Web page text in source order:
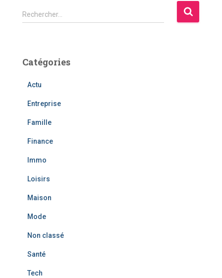
R
e
r
Rechercher…
Catégories
Actu
Entreprise
Famille
Finance
Immo
Loisirs
Maison
Mode
Non classé
Santé
Tech